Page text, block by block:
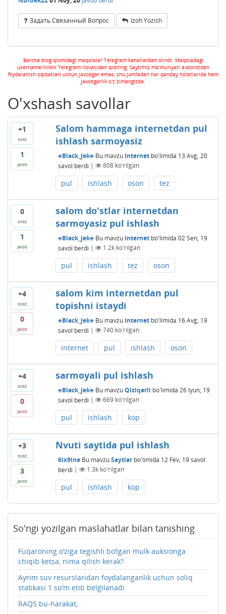
Задать Связанный Вопрос Izoh Yozish
Barcha blog qismidagi maqolalar Telegram kanallardan olindi. Maqoladagi
username/linkni Telegram ilovasidan qidiring. Saytimiz ma'muriyati axborotdan
foydalanish oqibatlari uchun javobgar emas, shu jumladan har qanday holatlarida ham
javobgarlik o'z zimangizda.
O'xshash savollar
+1
ovoz
1
javob
Salom hammaga internetdan pul
ishlash sarmoyasiz
♣Black_Jek♣ Bu mavzu Internetbo'limida 13 Avg, 20
savol berdi | 808ko'rilgan
pul ishlash oson tez
0
ovoz
1
javob
salom do'stlar internetdan
sarmoyasiz pul ishlash
♣Black_Jek♣ Bu mavzu Internetbo'limida 02 Sen, 19
savol berdi | 1.2kko'rilgan
pul ishlash tez oson
+4
ovoz
0
javob
salom kim internetdan pul
topishni istaydi
♣Black_Jek♣ Bu mavzu Internetbo'limida 16 Avg, 19
savol berdi | 740ko'rilgan
internet pul ishlash oson
+4
ovoz
0
javob
sarmoyali pul ishlash
♣Black_Jek♣ Bu mavzuQiziqarli bo'limida 26 Iyun, 19
savol berdi | 669ko'rilgan
pul ishlash kop
+3
ovoz
3
javob
Nvuti saytida pul ishlash
6ix9ine Bu mavzuSaytlarbo'limida 12 Fev, 19 savol
berdi | 1.3kko'rilgan
pul ishlash kop
So'ngi yozilgan maslahatlar bilan tanishing
Fuqaroning o‘ziga tegishli bo‘lgan mulk auksionga
chiqib ketsa, nima qilish kerak?
Ayrim suv resurslaridan foydalanganlik uchun soliq
stabkasi 1 so'm etib belgilanadi
RAQS bu-harakat,